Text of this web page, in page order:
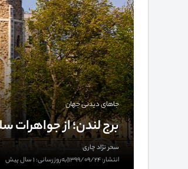
جاهای دیدنی جهان
برج لندن؛ از
سحر نژاد چاری
انتشار: 1399/09/24
|به‌روزرسانی: 1 سال پیش